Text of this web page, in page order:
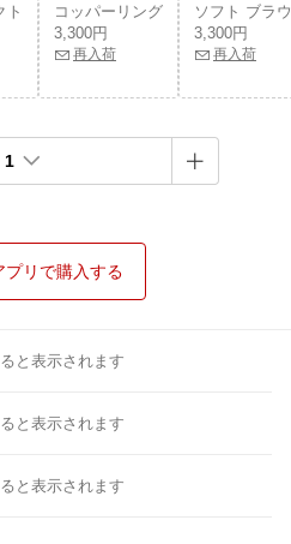
ト
コッパーリング
3,300円
再入荷
ソフト ブラ
3,300円
再入荷
1
プリで購入する
と表示されます
と表示されます
と表示されます